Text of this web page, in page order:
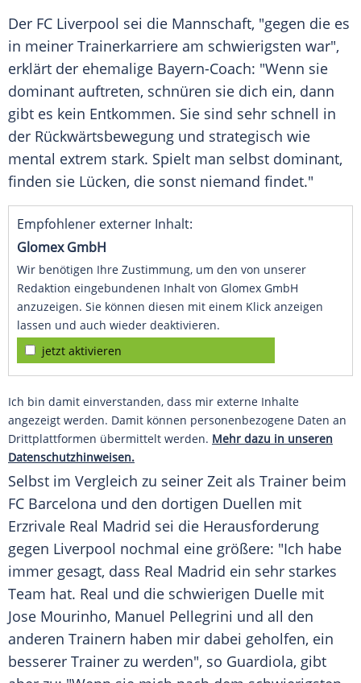
Der FC Liverpool sei die Mannschaft, "gegen die es
in meiner Trainerkarriere am schwierigsten war",
erklärt der ehemalige Bayern-Coach: "Wenn sie
dominant auftreten, schnüren sie dich ein, dann
gibt es kein Entkommen. Sie sind sehr schnell in
der Rückwärtsbewegung und strategisch wie
mental extrem stark. Spielt man selbst dominant,
finden sie Lücken, die sonst niemand findet."
Empfohlener externer Inhalt:
Glomex GmbH
Wir benötigen Ihre Zustimmung, um den von unserer
Redaktion eingebundenen Inhalt von Glomex GmbH
anzuzeigen. Sie können diesen mit einem Klick anzeigen
lassen und auch wieder deaktivieren.
jetzt aktivieren
Ich bin damit einverstanden, dass mir externe Inhalte
angezeigt werden. Damit können personenbezogene Daten an
Drittplattformen übermittelt werden. Mehr dazu in unseren
Datenschutzhinweisen.
Selbst im Vergleich zu seiner Zeit als Trainer beim
FC Barcelona und den dortigen Duellen mit
Erzrivale Real Madrid sei die Herausforderung
gegen Liverpool nochmal eine größere: "Ich habe
immer gesagt, dass Real Madrid ein sehr starkes
Team hat. Real und die schwierigen Duelle mit
Jose Mourinho, Manuel Pellegrini und all den
anderen Trainern haben mir dabei geholfen, ein
besserer Trainer zu werden", so Guardiola, gibt